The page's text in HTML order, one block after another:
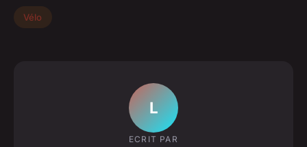
Vélo
L
ECRIT PAR